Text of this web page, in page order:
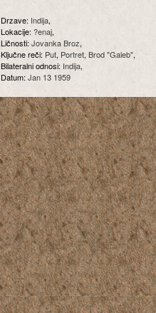
Drzave: Indija,
Lokacije:?enaj,
Ličnosti:Jovanka Broz,
Ključne reči: Put, Portret, Brod "Galeb",
Bilateralni odnosi: Indija,
Datum: Jan 13 1959